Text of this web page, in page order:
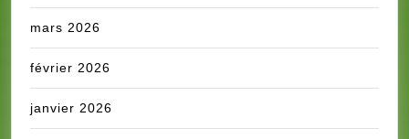
mars 2026
février 2026
janvier 2026